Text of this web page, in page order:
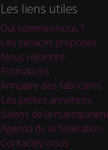
Les liens utiles
Qui sommes-nous ?
Les services proposés
Nous rejoindre
Formations
Annuaire des fabricants
Les petites annonces
Salons de la
Agenda de la fédération
Contactez-nous